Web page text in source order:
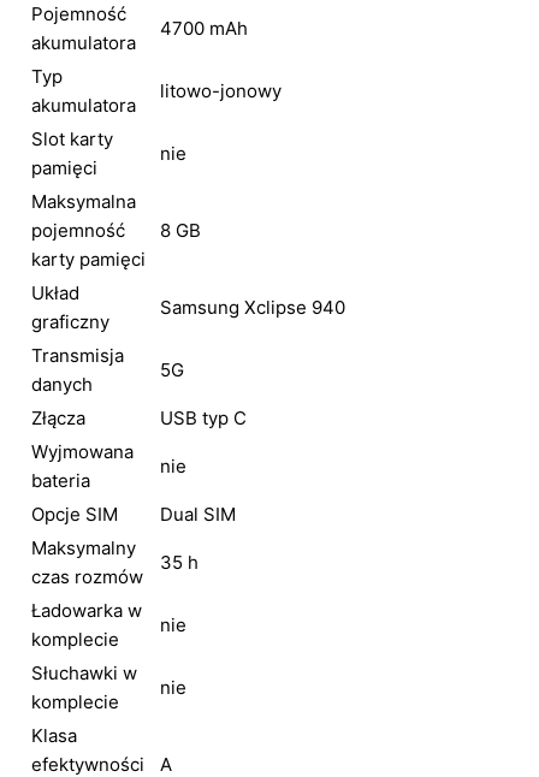
Pojemność
akumulatora
4700 mAh
Typ
akumulatora
litowo-jonowy
Slot karty
pamięci
nie
Maksymalna
pojemność
karty pamięci
8 GB
Układ
graficzny
Samsung Xclipse 940
Transmisja
danych
5G
Złącza
USB typ C
Wyjmowana
bateria
nie
Opcje SIM
Dual SIM
Maksymalny
czas rozmów
35 h
Ładowarka w
komplecie
nie
Słuchawki w
komplecie
nie
Klasa
efektywności
A